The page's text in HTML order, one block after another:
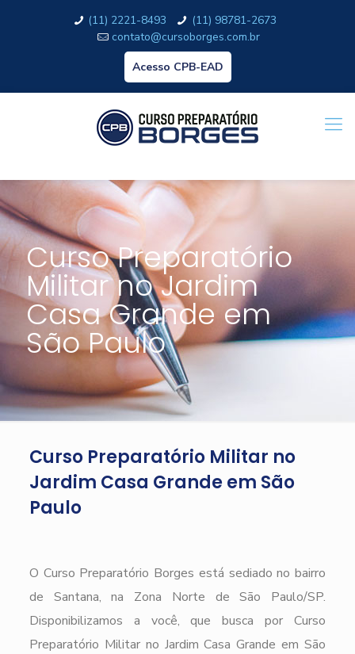
(11) 2221-8493
(11) 98781-2673
contato@cursoborges.com.br
Acesso CPB-EAD
Curso Preparatório
Militar no Jardim
Casa Grande em
São Paulo
Curso Preparatório Militar no
Jardim Casa Grande em São
Paulo
O Curso Preparatório Borges está sediado no bairro
de Santana, na Zona Norte de São Paulo/SP.
Disponibilizamos a você, que busca por Curso
Preparatório Militar no Jardim Casa Grande em São